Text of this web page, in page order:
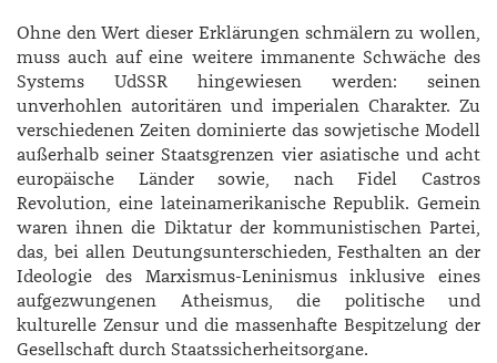
Ohne den Wert dieser Erklärungen schmälern zu wollen,
muss auch auf eine weitere immanente Schwäche des
Systems UdSSR hingewiesen werden: seinen
unverhohlen autoritären und imperialen Charakter. Zu
verschiedenen Zeiten dominierte das sowjetische Modell
außerhalb seiner Staatsgrenzen vier asiatische und acht
europäische Länder sowie, nach Fidel Castros
Revolution, eine lateinamerikanische Republik. Gemein
waren ihnen die Diktatur der kommunistischen Partei,
das, bei allen Deutungsunterschieden, Festhalten an der
Ideologie des Marxismus-Leninismus inklusive eines
aufgezwungenen Atheismus, die politische und
kulturelle Zensur und die massenhafte Bespitzelung der
Gesellschaft durch Staatssicherheitsorgane.